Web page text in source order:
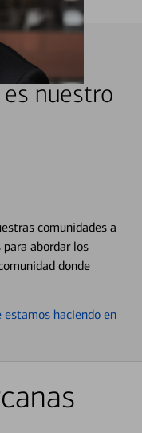
nuestro
comunidades a
para abordar los
donde
haciendo en